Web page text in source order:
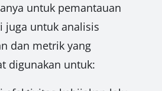
untuk pemantauan
juga untuk analisis
dan metrik yang
digunakan untuk: